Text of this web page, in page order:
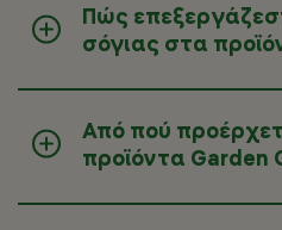
Πώς
σόγιας στα
Από πού
προϊόντα Garden